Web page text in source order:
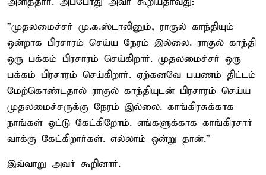
”முதலமைச்சர் மு.க.ஸ்டாலினும், ராகுல் காந்தியும்
ஒன்றாக பிரசாரம் செய்ய நேரம் இல்லை. ராகுல் காந்தி
ஒரு பக்கம் பிரசாரம் செய்கிறார். முதலமைச்சர் ஒரு
பக்கம் பிரசாரம் செய்கிறார். ஏற்கனவே பயணம் திட்டம்
மேற்கொண்டதால் ராகுல் காந்தியுடன் பிரசாரம் செய்ய
முதலமைச்சருக்கு நேரம் இல்லை. காங்கிரசுக்காக
நாங்கள் ஓட்டு கேட்கிறோம். எங்களுக்காக காங்கிரசார்
வாக்கு கேட்கிறார்கள். எல்லாம் ஒன்று தான்.”
இவ்வாறு அவர் கூறினார்.